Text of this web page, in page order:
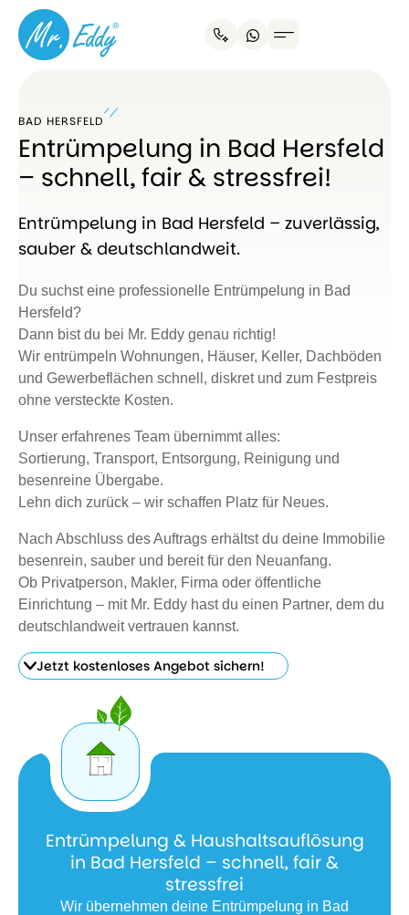
BAD HERSFELD
Entrümpelung in Bad Hersfeld
– schnell, fair & stressfrei!
Entrümpelung in Bad Hersfeld – zuverlässig,
sauber & deutschlandweit.
Du suchst eine professionelle Entrümpelung in Bad
Hersfeld?
Dann bist du bei Mr. Eddy genau richtig!
Wir entrümpeln Wohnungen, Häuser, Keller, Dachböden
und Gewerbeflächen schnell, diskret und zum Festpreis
ohne versteckte Kosten.
Unser erfahrenes Team übernimmt alles:
Sortierung, Transport, Entsorgung, Reinigung und
besenreine Übergabe.
Lehn dich zurück – wir schaffen Platz für Neues.
Nach Abschluss des Auftrags erhältst du deine Immobilie
besenrein, sauber und bereit für den Neuanfang.
Ob Privatperson, Makler, Firma oder öffentliche
Einrichtung – mit Mr. Eddy hast du einen Partner, dem du
deutschlandweit vertrauen kannst.
Jetzt kostenloses Angebot sichern!
kostenloses
Entrümpelung & Haushaltsauflösung
in Bad Hersfeld – schnell, fair &
stressfrei
Wir übernehmen deine Entrümpelung in Bad